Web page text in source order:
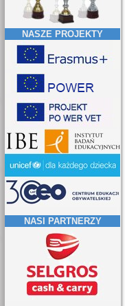
NASZE PROJEKTY
NASI PARTNERZY